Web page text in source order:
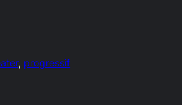
, progressif